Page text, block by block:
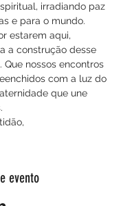
irradiando paz
e para o mundo.
estarem aqui,
a construção desse
nossos encontros
com a luz do
que une
evento